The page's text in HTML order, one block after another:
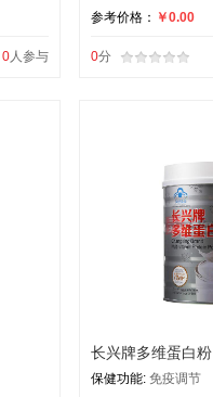
0人参与
参考价格： ￥0.00
0分
长兴牌多维蛋白粉
保健功能: 免疫调节